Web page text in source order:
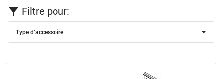
Filtre pour:
Type d’accessoire